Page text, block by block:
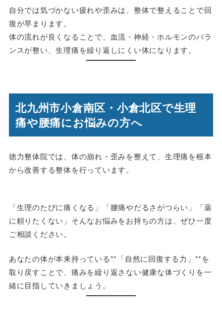
自分では気づかない疲れや歪みは、整体で整えることで回
復が早まります。
体の流れが良くなることで、血流・神経・ホルモンのバラ
ンスが整い、生理痛を繰り返しにくい体になります。
北九州市小倉南区・小倉北区で生理
痛や腰痛にお悩みの方へ
徳力整体院では、 体の崩れ・歪みを整えて、生理痛を根本
から改善する整体を行っています。
「生理のたびに痛くなる」「腰痛やだるさがつらい」「薬
に頼りたくない」そんなお悩みをお持ちの方は、ぜひ一度
ご相談ください。
あなたの体が本来持っている**「自然に回復する力」**を
取り戻すことで、痛みを繰り返さない健康な体づくりを一
緒に目指していきましょう。